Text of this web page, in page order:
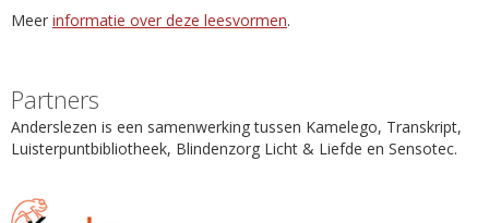
Meer informatie over deze leesvormen.
Partners
Anderslezen is een samenwerking tussen Kamelego, Transkript,
Luisterpuntbibliotheek, Blindenzorg Licht & Liefde en Sensotec.